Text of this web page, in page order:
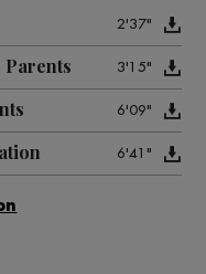
2'37"
Parents 3'15"
6'09"
6'41"